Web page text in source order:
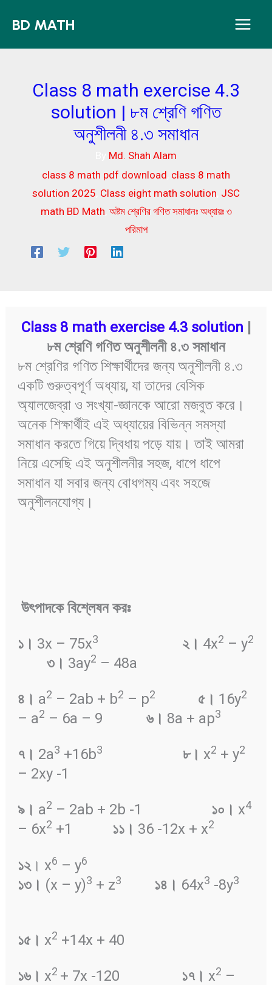
BD MATH
Class 8 math exercise 4.3
solution | ৮ম শ্রেণি গণিত
অনুশীলনী ৪.৩ সমাধান
Md. Shah Alam
class 8 math pdf download class 8 math
solution 2025 Class eight math solution JSC
math BD Math অষ্টম শ্রেণির গণিত সমাধানঃ অধ্যায়ঃ ৩
পরিমাপ
Class 8 math exercise 4.3 solution
৮ম শ্রেণি গণিত অনুশীলনী ৪.৩ সমাধান
৮ম শ্রেণির গণিত শিক্ষার্থীদের জন্য অনুশীলনী ৪.৩
একটি গুরুত্বপূর্ণ অধ্যায়, যা তাদের বেসিক
অ্যালজেব্রা ও সংখ্যা-জ্ঞানকে আরো মজবুত করে।
অনেক শিক্ষার্থীই এই অধ্যায়ের বিভিন্ন সমস্যা
সমাধান করতে গিয়ে দ্বিধায় পড়ে যায়। তাই আমরা
নিয়ে এসেছি এই অনুশীলনীর সহজ, ধাপে ধাপে
সমাধান যা সবার জন্য বোধগম্য এবং সহজে
অনুশীলনযোগ্য।
উৎপাদকে বিশ্লেষন করঃ
১। 3x – 75x3 ২। 4x2 – y2
৩। 3ay2 – 48a
৪ । a2 – 2ab + b2 – p2 ৫। 16y2
– a2 – 6a – 9 ৬। 8a + ap3
৭। 2a3 +16b3 ৮। x2 + y2
– 2xy -1
৯। a2 – 2ab + 2b -1 ১০ । x4
– 6x2 +1 ১১। 36 -12x + x2
১২ । x6 – y6
১৩। (x – y)3 + z3 ১৪ । 64x3 -8y3
১৫। x2 +14x + 40
১৬। x2 + 7x -120 ১৭। x2 –